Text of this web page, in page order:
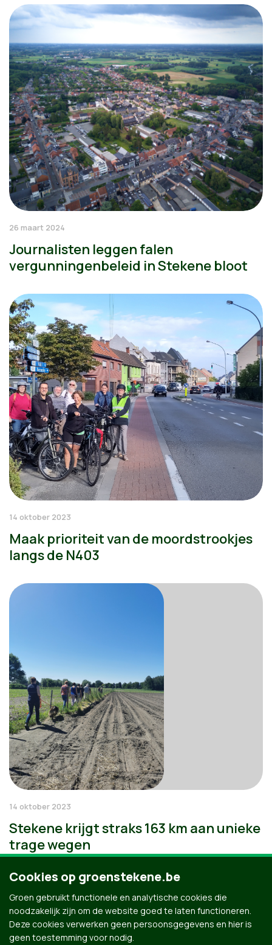
26 maart 2024
Journalisten leggen falen
vergunningenbeleid in Stekene bloot
14 oktober 2023
Maak prioriteit van de moordstrookjes
langs de N403
14 oktober 2023
Stekene krijgt straks 163 km aan unieke
trage wegen
Cookies op groenstekene.be
Groen gebruikt functionele en analytische cookies die
noodzakelijk zijn om de website goed te laten functioneren.
Deze cookies verwerken geen persoonsgegevens en hier is
geen toestemming voor nodig.